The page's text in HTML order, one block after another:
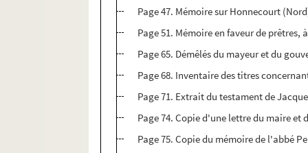
Page 47. Mémoire sur Honnecourt
Page 51. Mémoire en faveur de prêtres,
Page 65. Démêlés du mayeur et du
Page 68. Inventaire des titres
Page 71. Extrait du testament de
Page 74. Copie d'une lettre du maire
Page 75. Copie du mémoire de l'abbé